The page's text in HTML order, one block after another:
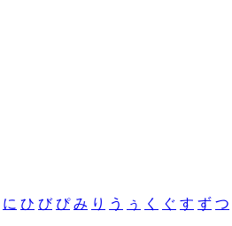
に ひ び ぴ み り う ぅ く ぐ す ず つ